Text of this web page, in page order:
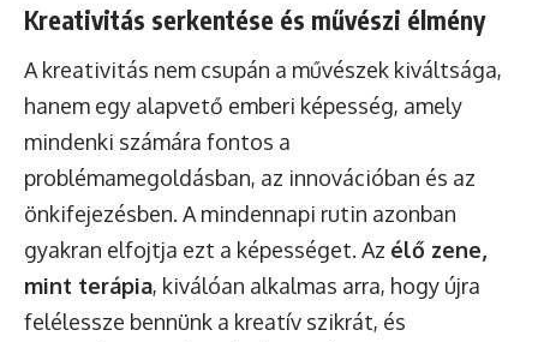
Kreativitás serkentése és művészi élmény
A kreativitás nem csupán a művészek kiváltsága,
hanem egy alapvető emberi képesség, amely
mindenki számára fontos a
problémamegoldásban, az innovációban és az
önkifejezésben. A mindennapi rutin azonban
gyakran elfojtja ezt a képességet. Az élő zene,
mint terápia, kiválóan alkalmas arra, hogy újra
felélessze bennünk a kreatív szikrát, és